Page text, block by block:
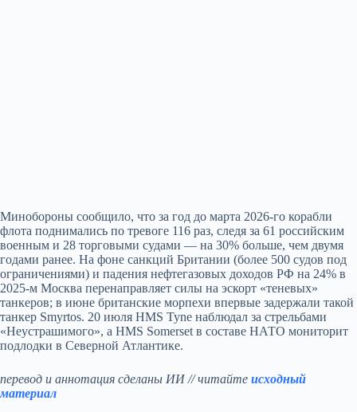
Минобороны сообщило, что за год до марта 2026-го корабли
флота поднимались по тревоге 116 раз, следя за 61 российским
военным и 28 торговыми судами — на 30% больше, чем двумя
годами ранее. На фоне санкций Британии (более 500 судов под
ограничениями) и падения нефтегазовых доходов РФ на 24% в
2025-м Москва перенаправляет силы на эскорт «теневых»
танкеров; в июне британские морпехи впервые задержали такой
танкер Smyrtos. 20 июля HMS Tyne наблюдал за стрельбами
«Неустрашимого», а HMS Somerset в составе НАТО мониторит
подлодки в Северной Атлантике.
перевод и аннотация сделаны ИИ // читайте исходный
материал